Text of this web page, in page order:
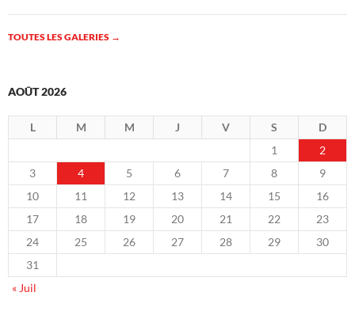
TOUTES LES GALERIES →
AOÛT 2026
L M M J V S
D
1
2
3
4 5 6 7 8
9
10
11 12 13 14 15
16
17
18 19 20 21 22
23
24
25 26 27 28 29
30
31
« Juil